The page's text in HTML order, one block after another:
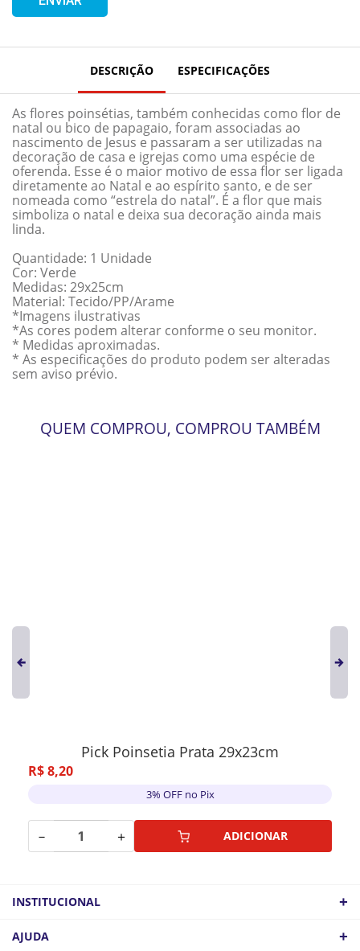
* Medidas aproximadas.
* As especificações do produto podem ser alteradas
DESCRIÇÃO ESPECIFICAÇÕES
As flores poinsétias, também conhecidas como flor de
natal ou bico de papagaio, foram associadas ao
nascimento de Jesus e passaram a ser utilizadas na
decoração de casa e igrejas como uma espécie de
oferenda. Esse é o maior motivo de essa flor ser ligada
diretamente ao Natal e ao espírito santo, e de ser
nomeada como “estrela do natal”. É a flor que mais
simboliza o natal e deixa sua decoração ainda mais
linda.
Quantidade: 1 Unidade
Cor: Verde
Medidas: 29x25cm
Material: Tecido/PP/Arame
*Imagens ilustrativas
*As cores podem alterar conforme o seu monitor.
* Medidas aproximadas.
* As especificações do produto podem ser alteradas
sem aviso prévio.
QUEM COMPROU, COMPROU TAMBÉM
Pick Poinsetia Prata 29x23cm
R$ 8,20
3% OFF no Pix
－ ＋ ADICIONAR
INSTITUCIONAL +
AJUDA +